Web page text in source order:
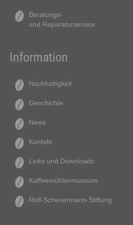
Beratungs-
und Reparaturservice
Information
Nachhaltigkeit
Geschichte
News
Kontakt
Links und Downloads
Kaffeemühlenmuseum
Rolf-Scheuermann-Stiftung